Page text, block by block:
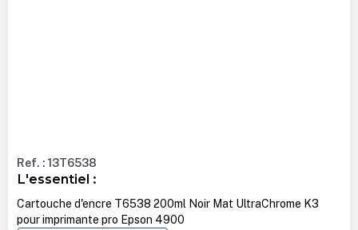
Ref. : 13T6538
L'essentiel :
Cartouche d'encre T6538 200ml Noir Mat UltraChrome K3
pour imprimante pro Epson 4900